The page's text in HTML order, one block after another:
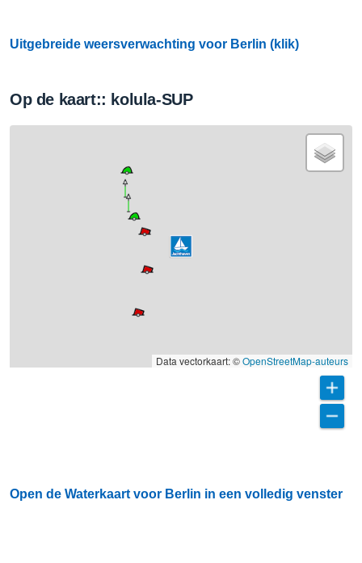
Uitgebreide weersverwachting voor Berlin (klik)
Op de kaart:: kolula-SUP
Data vectorkaart: ©OpenStreetMap-auteurs
Open de Waterkaart voor Berlin in een volledig venster